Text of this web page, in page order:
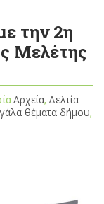
την 2η
Μελέτης
Αρχεία, Δελτία
θέματα δήμου,